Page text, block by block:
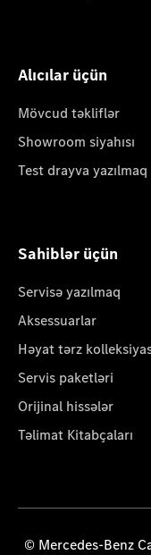
Alıcılar üçün
Mövcud təkliflər
Showroom siyahısı
Test drayva yazılmaq
Sahiblər üçün
Servisə yazılmaq
Aksessuarlar
Həyat tərz
Servis paketləri
Orijinal hissələr
Təlimat Kitabçaları
© Mercedes-Benz